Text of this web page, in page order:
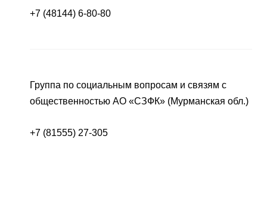
+7 (48144) 6-80-80
Группа по социальным вопросам и связям с
общественностью АО «СЗФК» (Мурманская обл.)
+7 (81555) 27-305